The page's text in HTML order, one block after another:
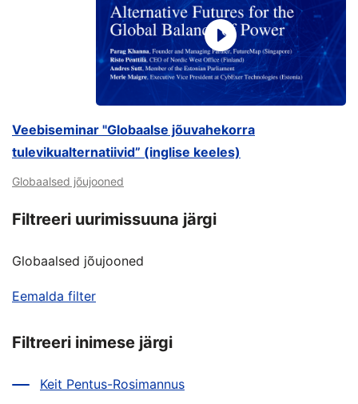
Veebiseminar "Globaalse jõuvahekorra
tulevikualternatiivid” (inglise keeles)
Globaalsed jõujooned
Filtreeri uurimissuuna järgi
Globaalsed jõujooned
Eemalda filter
Filtreeri inimese järgi
Keit Pentus-Rosimannus